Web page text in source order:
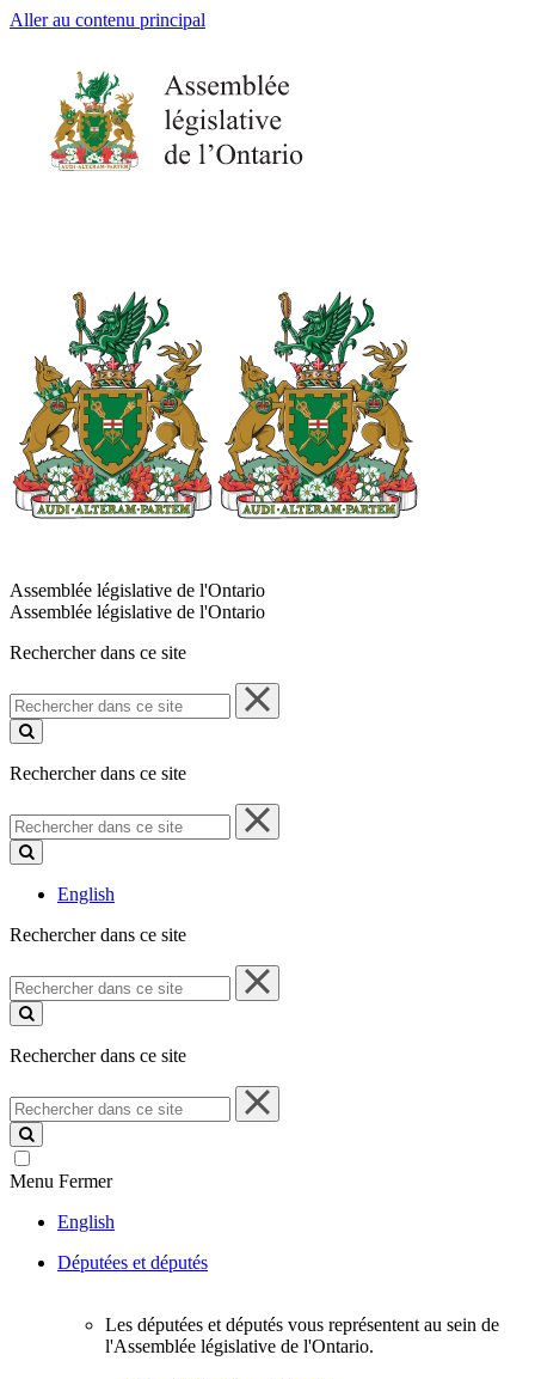
Aller au contenu principal
Assemblée législative de l'Ontario
Assemblée législative de l'Ontario
Rechercher dans ce site
Rechercher
dans
ce
Rechercher dans ce site
Rechercher
dans
ce
English
Rechercher dans ce site
Rechercher
dans
ce
Rechercher dans ce site
Rechercher
dans
ce
site
Menu Fermer
English
Députées et députés
Les députées et députés vous représentent au sein de
l'Assemblée législative de l'Ontario.